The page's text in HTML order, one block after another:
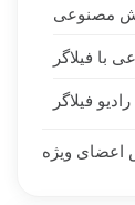
مصنوعی
فیلاگر
رادیو فیلاگر
ویژه